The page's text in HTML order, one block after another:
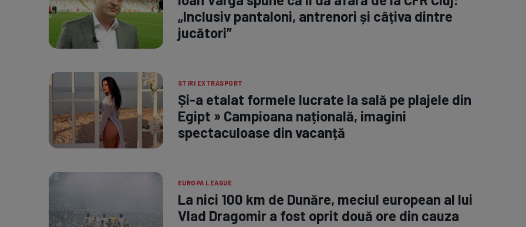
„Inclusiv pantaloni, antrenori și câțiva dintre
jucători”
STIRI EXTRASPORT
Și-a etalat formele lucrate la sală pe plajele din
Egipt » Campioana națională, imagini
spectaculoase din vacanță
EUROPA LEAGUE
La nici 100 km de Dunăre, meciul european al lui
Vlad Dragomir a fost oprit două ore din cauza